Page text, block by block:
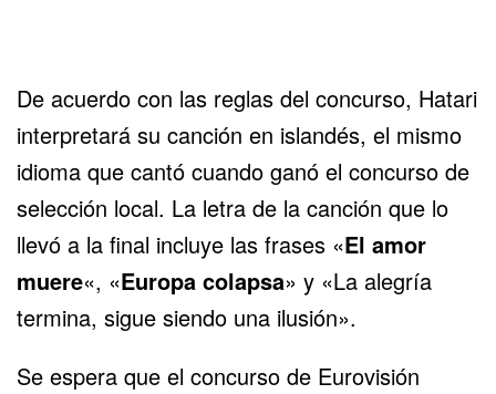
De acuerdo con las reglas del concurso, Hatari
interpretará su canción en islandés, el mismo
idioma que cantó cuando ganó el concurso de
selección local. La letra de la canción que lo
llevó a la final incluye las frases «El amor
muere«, «Europa colapsa» y «La alegría
termina, sigue siendo una ilusión».
Se espera que el concurso de Eurovisión